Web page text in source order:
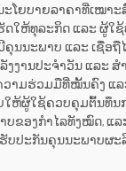
ະໂຍບາຍລາຄາທີ່ເໝາ
ດໃຫ້ທຸລະກິດ ແລະ ຜູ້ໃ
ນນະພາບ ແລະ ເຊື່ອຖື
ງງານປະຈຳວັນ ແລະ
າມຮ່ວມມືທີ່ໝັ້ນຄົງ ແ
ໃຫ້ຜູ້ໃຊ້ຄວບຄຸມຕົ້ນທຶນ
ບຂອງກຳໄລທັງໝົດ, ແ
ບປະກັນຄຸນນະພາບຜະ